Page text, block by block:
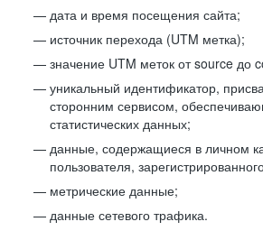
дата и время посещения сайта;
источник перехода (UTM метка);
значение UTM меток от source до
уникальный идентификатор,
сторонним сервисом,
статистических данных;
данные, содержащиеся в личном
пользователя,
метрические данные;
данные сетевого трафика.